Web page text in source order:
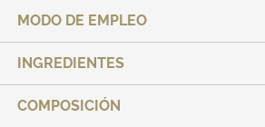
MODO DE EMPLEO
INGREDIENTES
COMPOSICIÓN